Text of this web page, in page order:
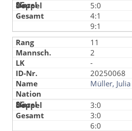
5:0
4:1
9:1
11
2
-
20250068
Müller, Julia
3:0
3:0
6:0